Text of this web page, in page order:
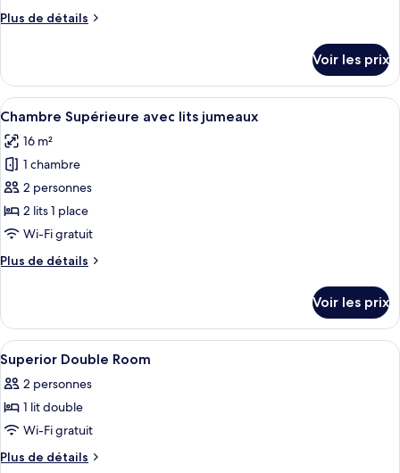
chambre :
Supérieure
Plus de détails
Plus
le
type
de
Chambre
Double
Supérieure
Voir les prix
Afficher
toutes
les
photos
pour
ce
type
chambre :
avec
lits
jumeaux
Une chambre d’hôtel avec un lit,
6
Chambre Supérieure avec lits jumeaux
16 m²
1 chambre
2 personnes
2 lits 1 place
Wi-Fi gratuit
Plus de détails
Plus
le
type
de
chambre
Chambre
Supérieure
lits
jumeaux
Voir les prix
Afficher
toutes
les
photos
pour
ce
Une chambre d’hôtel avec un grand
5
Superior Double Room
2 personnes
1 lit double
Wi-Fi gratuit
Plus de détails
Plus